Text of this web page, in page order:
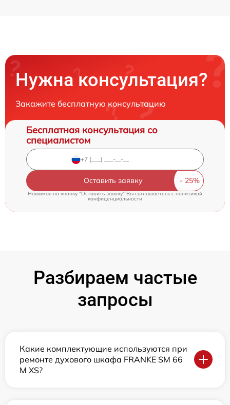
Нужна консультация?
Закажите бесплатную консультацию
Бесплатная консультация со
специалистом
Оставить заявку
Нажимая на кнопку "Оставить заявку" Вы соглашаетесь cполитикой
конфиденциальности
Разбираем частые
запросы
Какие комплектующие используются при
ремонте духового шкафа FRANKE SM 66
M XS?